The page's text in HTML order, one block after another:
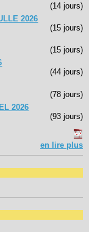
(14 jours)
2026
(15 jours)
(15 jours)
(44 jours)
(78 jours)
2026
(93 jours)
en lire plus